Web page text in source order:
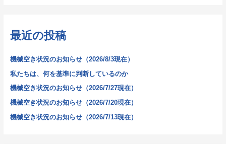
:最近の投稿
機械空き状況のお知らせ（2026/8/3現在）
私たちは、何を基準に判断しているのか
機械空き状況のお知らせ（2026/7/27現在）
機械空き状況のお知らせ（2026/7/20現在）
機械空き状況のお知らせ（2026/7/13現在）